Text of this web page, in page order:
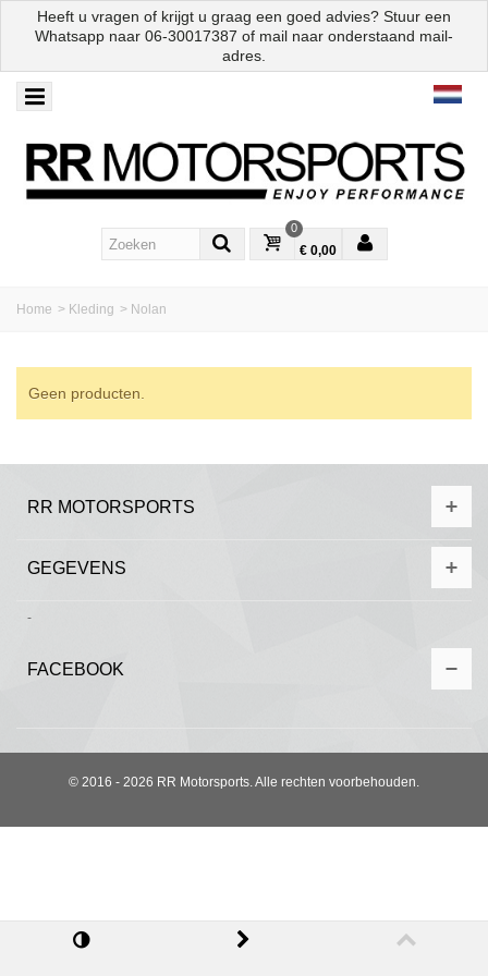
Heeft u vragen of krijgt u graag een goed advies? Stuur een
Whatsapp naar 06-30017387 of mail naar onderstaand mail-
adres.
0
€ 0,00
Home > Kleding > Nolan
Geen producten.
RR MOTORSPORTS
GEGEVENS
-
FACEBOOK
© 2016 - 2026 RR Motorsports. Alle rechten voorbehouden.